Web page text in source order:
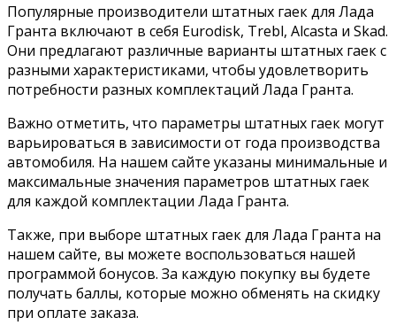
Популярные производители штатных гаек для Лада
Гранта включают в себя Eurodisk, Trebl, Alcasta и Skad.
Они предлагают различные варианты штатных гаек с
разными характеристиками, чтобы удовлетворить
потребности разных комплектаций Лада Гранта.
Важно отметить, что параметры штатных гаек могут
варьироваться в зависимости от года производства
автомобиля. На нашем сайте указаны минимальные и
максимальные значения параметров штатных гаек
для каждой комплектации Лада Гранта.
Также, при выборе штатных гаек для Лада Гранта на
нашем сайте, вы можете воспользоваться нашей
программой бонусов. За каждую покупку вы будете
получать баллы, которые можно обменять на скидку
при оплате заказа.